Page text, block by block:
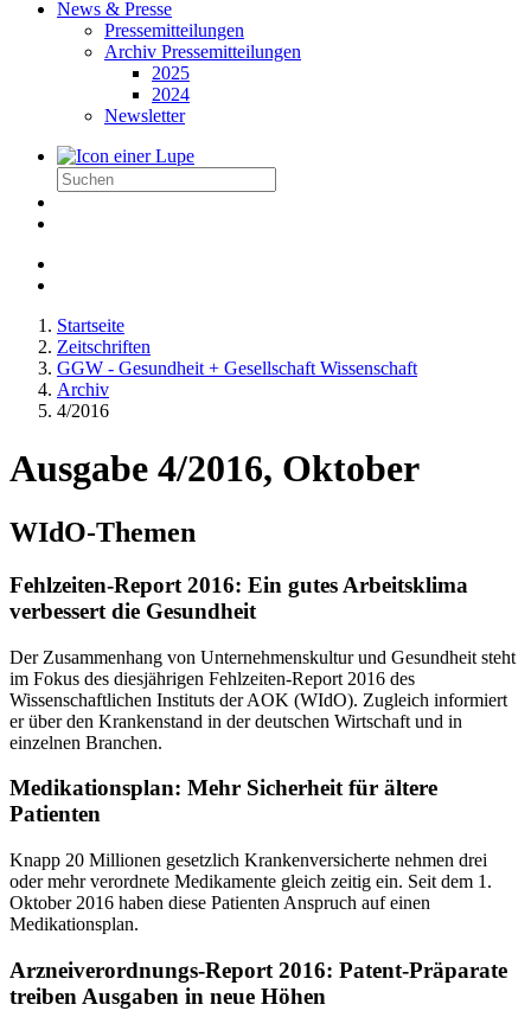
News & Presse
Pressemitteilungen
Archiv Pressemitteilungen
2025
2024
Newsletter
Startseite
Zeitschriften
GGW - Gesundheit + Gesellschaft Wissenschaft
Archiv
4/2016
Ausgabe 4/2016, Oktober
WIdO-Themen
Fehlzeiten-Report 2016: Ein gutes Arbeitsklima
verbessert die Gesundheit
Der Zusammenhang von Unternehmenskultur und Gesundheit steht
im Fokus des diesjährigen Fehlzeiten-Report 2016 des
Wissenschaftlichen Instituts der AOK (WIdO). Zugleich informiert
er über den Krankenstand in der deutschen Wirtschaft und in
einzelnen Branchen.
Medikationsplan: Mehr Sicherheit für ältere
Patienten
Knapp 20 Millionen gesetzlich Krankenversicherte nehmen drei
oder mehr verordnete Medikamente gleich zeitig ein. Seit dem 1.
Oktober 2016 haben diese Patienten Anspruch auf einen
Medikationsplan.
Arzneiverordnungs-Report 2016: Patent-Präparate
treiben Ausgaben in neue Höhen